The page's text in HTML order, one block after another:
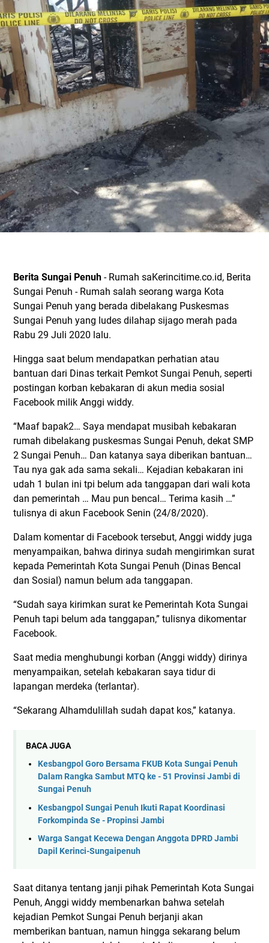
Berita Sungai Penuh - Rumah saKerincitime.co.id, Berita
Sungai Penuh - Rumah salah seorang warga Kota
Sungai Penuh yang berada dibelakang Puskesmas
Sungai Penuh yang ludes dilahap sijago merah pada
Rabu 29 Juli 2020 lalu.
Hingga saat belum mendapatkan perhatian atau
bantuan dari Dinas terkait Pemkot Sungai Penuh, seperti
postingan korban kebakaran di akun media sosial
Facebook milik Anggi widdy.
“Maaf bapak2… Saya mendapat musibah kebakaran
rumah dibelakang puskesmas Sungai Penuh, dekat SMP
2 Sungai Penuh… Dan katanya saya diberikan bantuan…
Tau nya gak ada sama sekali… Kejadian kebakaran ini
udah 1 bulan ini tpi belum ada tanggapan dari wali kota
dan pemerintah … Mau pun bencal… Terima kasih …”
tulisnya di akun Facebook Senin (24/8/2020).
Dalam komentar di Facebook tersebut, Anggi widdy juga
menyampaikan, bahwa dirinya sudah mengirimkan surat
kepada Pemerintah Kota Sungai Penuh (Dinas Bencal
dan Sosial) namun belum ada tanggapan.
“Sudah saya kirimkan surat ke Pemerintah Kota Sungai
Penuh tapi belum ada tanggapan,” tulisnya dikomentar
Facebook.
Saat media menghubungi korban (Anggi widdy) dirinya
menyampaikan, setelah kebakaran saya tidur di
lapangan merdeka (terlantar).
“Sekarang Alhamdulillah sudah dapat kos,” katanya.
BACA JUGA
Kesbangpol Goro Bersama FKUB Kota Sungai Penuh
Dalam Rangka Sambut MTQ ke - 51 Provinsi Jambi di
Sungai Penuh
Kesbangpol Sungai Penuh Ikuti Rapat Koordinasi
Forkompinda Se - Propinsi Jambi
Warga Sangat Kecewa Dengan Anggota DPRD Jambi
Dapil Kerinci-Sungaipenuh
Saat ditanya tentang janji pihak Pemerintah Kota Sungai
Penuh, Anggi widdy membenarkan bahwa setelah
kejadian Pemkot Sungai Penuh berjanji akan
memberikan bantuan, namun hingga sekarang belum